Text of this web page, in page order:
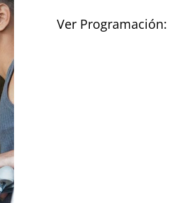
Ver Programación: